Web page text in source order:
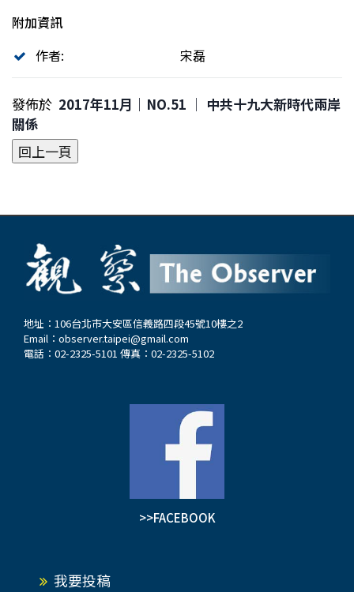
附加資訊
作者:
宋磊
發佈於 2017年11月｜NO.51 │ 中共十九大新時代兩岸
關係
地址：106台北市大安區信義路四段45號10樓之2
Email： observer.taipei@gmail.com
電話：02-2325-5101 傳真：02-2325-5102
>>FACEBOOK
我要投稿